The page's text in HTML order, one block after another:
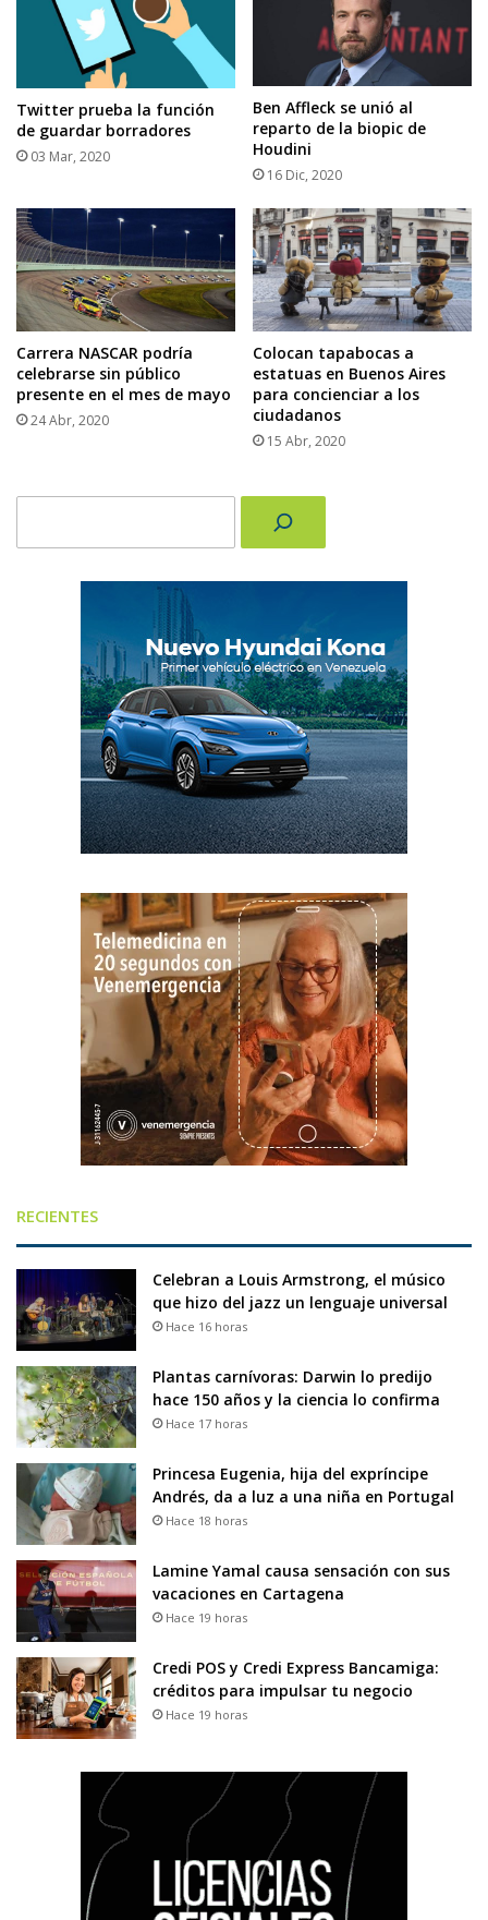
Twitter prueba la función
de guardar borradores
03 Mar, 2020
Ben Affleck se unió al
reparto de la biopic de
Houdini
16 Dic, 2020
Carrera NASCAR podría
celebrarse sin público
presente en el mes de mayo
24 Abr, 2020
Colocan tapabocas a
estatuas en Buenos Aires
para concienciar a los
ciudadanos
15 Abr, 2020
RECIENTES
Celebran a Louis Armstrong, el músico
que hizo del jazz un lenguaje universal
Hace 16 horas
Plantas carnívoras: Darwin lo predijo
hace 150 años y la ciencia lo confirma
Hace 17 horas
Princesa Eugenia, hija del expríncipe
Andrés, da a luz a una niña en Portugal
Hace 18 horas
Lamine Yamal causa sensación con sus
vacaciones en Cartagena
Hace 19 horas
Credi POS y Credi Express Bancamiga:
créditos para impulsar tu negocio
Hace 19 horas